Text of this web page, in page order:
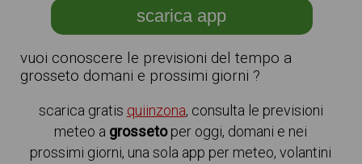
scarica app
vuoi conoscere le previsioni del tempo a
grosseto domani e prossimi giorni ?
scarica gratis quiinzona, consulta le previsioni
meteo a grossetoper oggi, domani e nei
prossimi giorni, una sola app per meteo, volantini